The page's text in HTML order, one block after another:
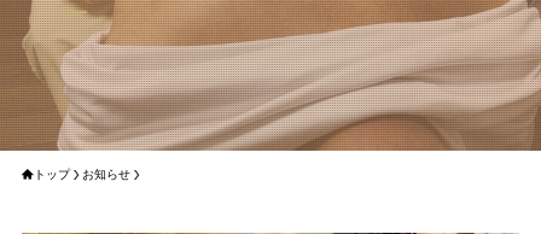
トップ お知らせ